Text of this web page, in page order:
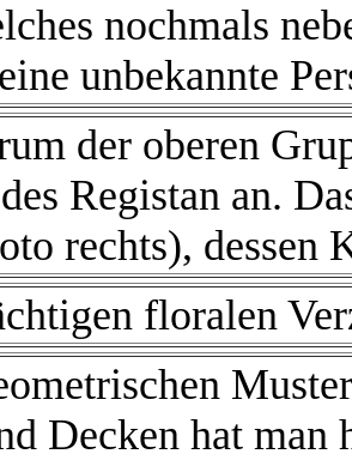
nochmals
unbekannte
der oberen
Registan an.
rechts), dessen
floralen
Decken hat